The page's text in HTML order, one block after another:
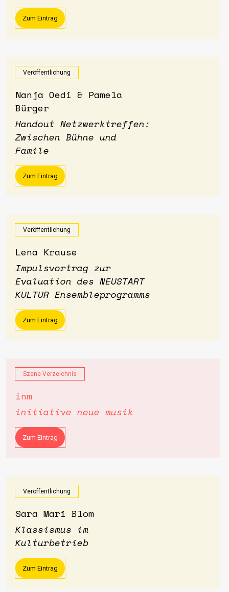
Zum Eintrag
Veröffentlichung
Nanja Oedi & Pamela
Bürger
Handout Netzwerktreffen:
Zwischen Bühne und
Famile
Zum Eintrag
Veröffentlichung
Lena Krause
Impulsvortrag zur
Evaluation des NEUSTART
KULTUR Ensembleprogramms
Zum Eintrag
Szene-Verzeichnis
inm
initiative neue musik
Zum Eintrag
Veröffentlichung
Sara Mari Blom
Klassismus im
Kulturbetrieb
Zum Eintrag